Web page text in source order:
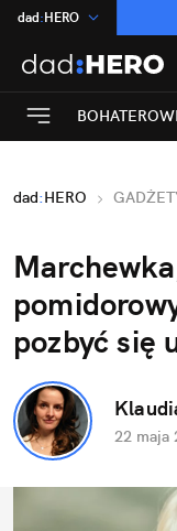
dad:HERO
:Temat
INN:Poland
ASZ:dziennik
Rozrywka
dad:HERO
pozbyć się
22 maja